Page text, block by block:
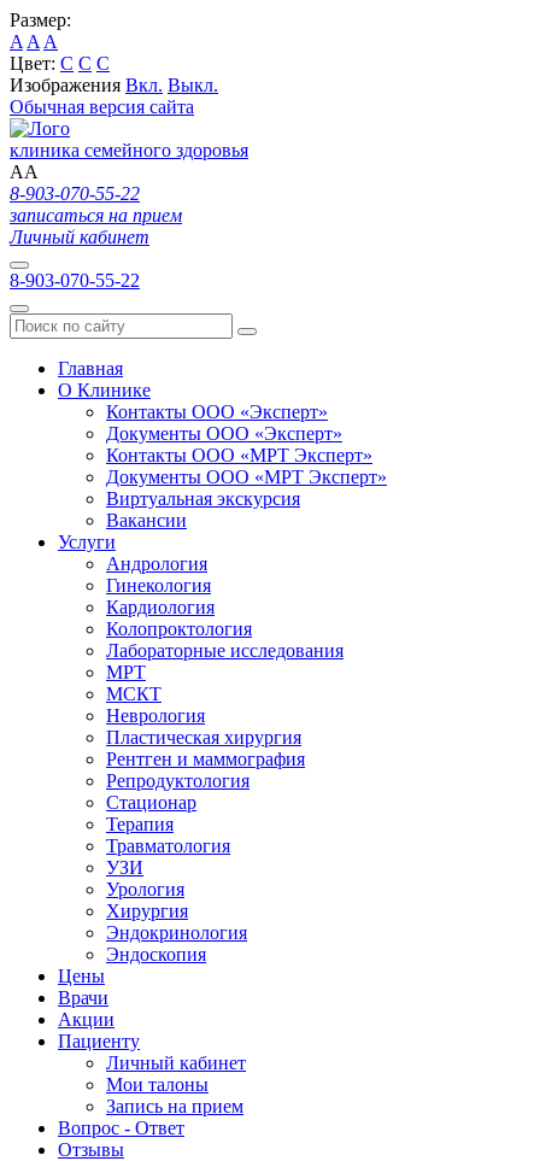
Размер:
A A A
Цвет: C C C
Изображения Вкл. Выкл.
Обычная версия сайта
клиника семейного здоровья
AA
8-903-070-55-22
записаться на прием
Личный кабинет
8-903-070-55-22
Главная
О Клинике
Контакты ООО «Эксперт»
Документы ООО «Эксперт»
Контакты ООО «МРТ Эксперт»
Документы ООО «МРТ Эксперт»
Виртуальная экскурсия
Вакансии
Услуги
Андрология
Гинекология
Кардиология
Колопроктология
Лабораторные исследования
МРТ
МСКТ
Неврология
Пластическая хирургия
Рентген и маммография
Репродуктология
Стационар
Терапия
Травматология
УЗИ
Урология
Хирургия
Эндокринология
Эндоскопия
Цены
Врачи
Акции
Пациенту
Личный кабинет
Мои талоны
Запись на прием
Вопрос - Ответ
Отзывы